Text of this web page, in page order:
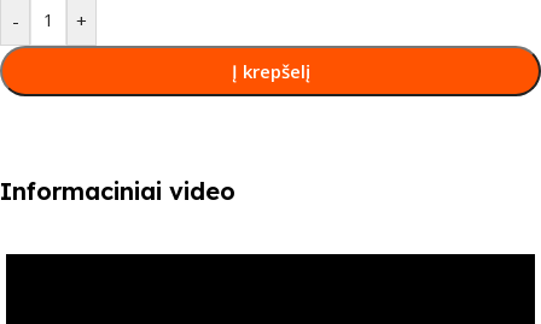
- +
Į krepšelį
Informaciniai video